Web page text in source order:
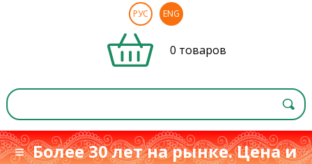
РУС ENG
0 товаров
≡ Более 30 лет на рынке. Цена и